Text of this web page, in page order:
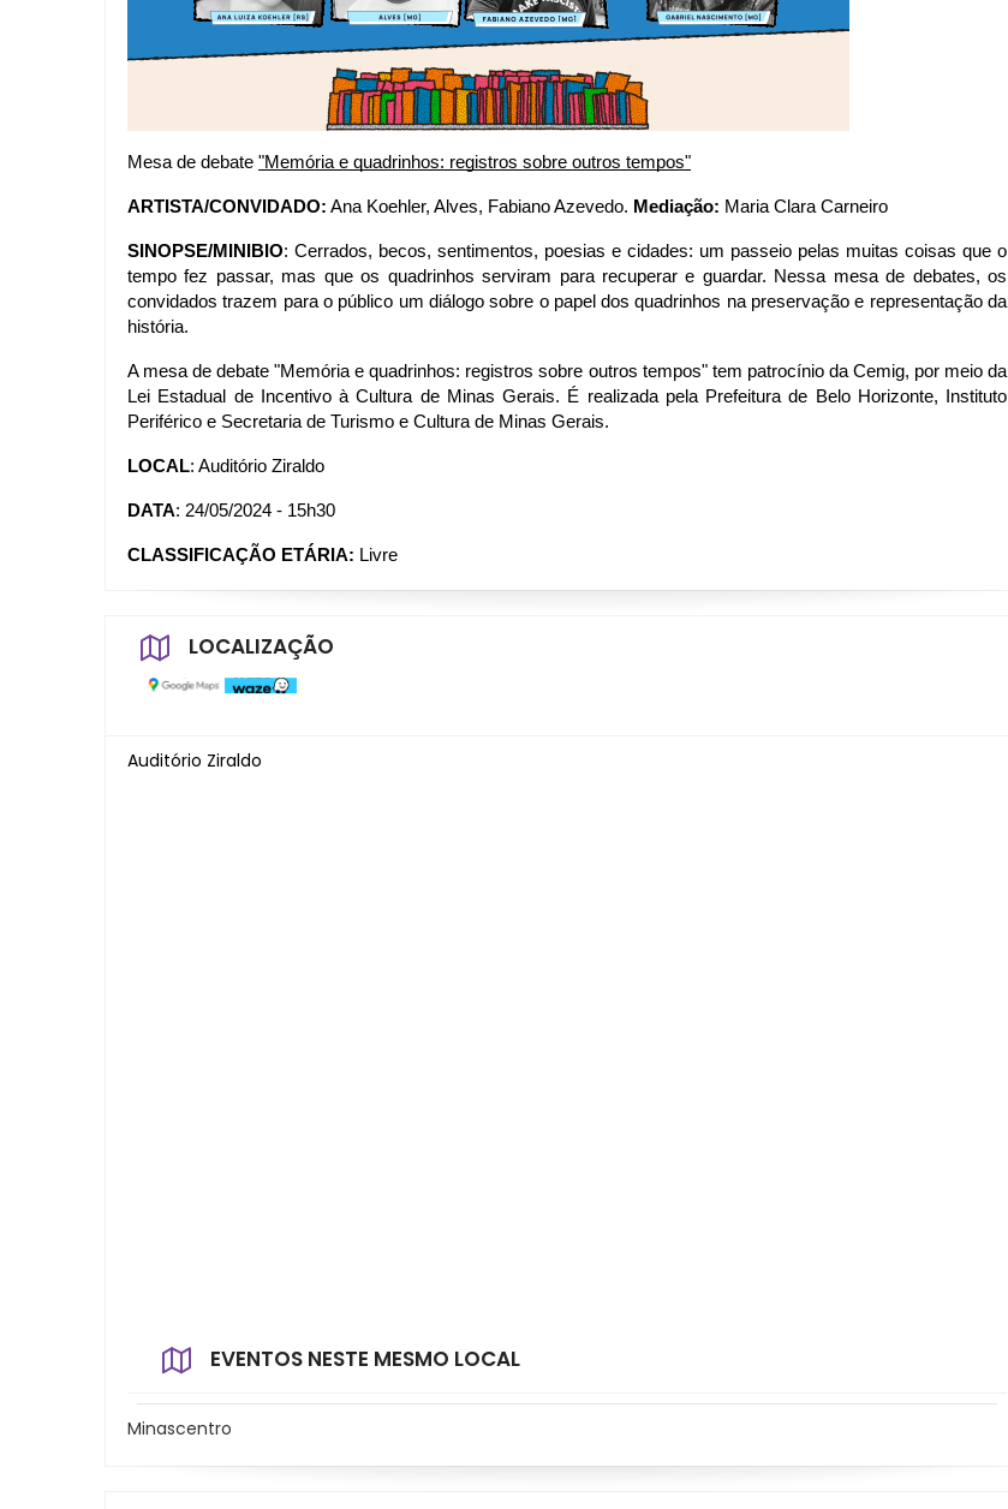
Mesa de debate "Memória e quadrinhos: registros sobre outros tempos"
ARTISTA/CONVIDADO: Ana Koehler, Alves, Fabiano Azevedo. Mediação: Maria Clara Carneiro
SINOPSE/MINIBIO: Cerrados, becos, sentimentos, poesias e cidades: um passeio pelas muitas coisas que o
tempo fez passar, mas que os quadrinhos serviram para recuperar e guardar. Nessa mesa de debates, os
convidados trazem para o público um diálogo sobre o papel dos quadrinhos na preservação e representação da
história.
A mesa de debate "Memória e quadrinhos: registros sobre outros tempos" tem patrocínio da Cemig, por meio da
Lei Estadual de Incentivo à Cultura de Minas Gerais. É realizada pela Prefeitura de Belo Horizonte, Instituto
Periférico e Secretaria de Turismo e Cultura de Minas Gerais.
LOCAL: Auditório Ziraldo
DATA: 24/05/2024 - 15h30
CLASSIFICAÇÃO ETÁRIA: Livre
LOCALIZAÇÃO
Auditório Ziraldo
EVENTOS NESTE MESMO LOCAL
Minascentro